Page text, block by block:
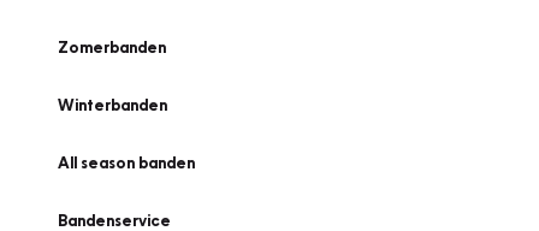
Zomerbanden
Winterbanden
All season banden
Bandenservice